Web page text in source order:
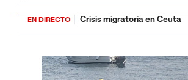
EN DIRECTO Crisis migratoria en Ceuta